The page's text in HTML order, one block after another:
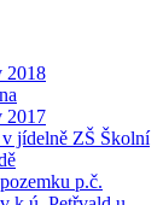
2018
2017
jídelně ZŠ Školní
p.č.